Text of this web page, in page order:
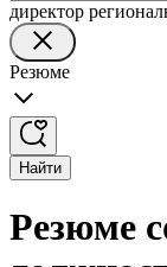
директор
Резюме
Найти
Резюме